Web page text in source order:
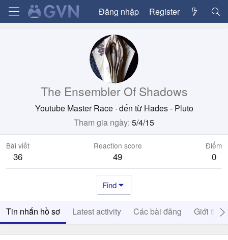
Đăng nhập Register
The Ensembler Of Shadows
Youtube Master Race · đến từ Hades - Pluto
Tham gia ngày 5/4/15
Bài viết
36
Reaction score
49
Điểm
0
Find
Tin nhắn hồ sơ Latest activity Các bài đăng Giới thiệu